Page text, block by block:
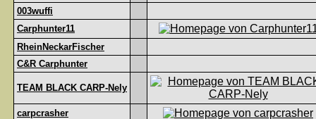
003wuffi
Carphunter11
RheinNeckarFischer
C&R Carphunter
TEAM BLACK CARP-Nely
carpcrasher